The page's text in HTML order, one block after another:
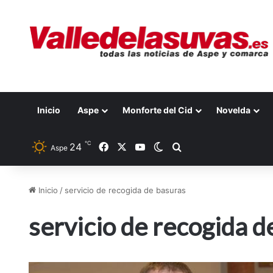
Inicio Aspe Monforte del Cid Novelda
Aspe 24 ℃ FacebookYouTubeSwitch skin
Inicio / servicio de recogida de basuras
servicio de recogida